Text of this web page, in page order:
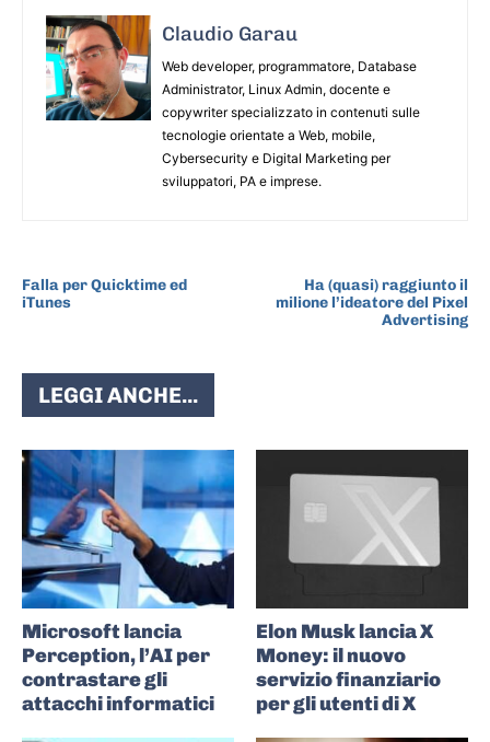
Claudio Garau
Web developer, programmatore, Database
Administrator, Linux Admin, docente e
copywriter specializzato in contenuti sulle
tecnologie orientate a Web, mobile,
Cybersecurity e Digital Marketing per
sviluppatori, PA e imprese.
Falla per Quicktime ed
iTunes
Ha (quasi) raggiunto il
milione l’ideatore del Pixel
Advertising
LEGGI ANCHE...
Microsoft lancia
Perception, l’AI per
contrastare gli
attacchi informatici
Elon Musk lancia X
Money: il nuovo
servizio finanziario
per gli utenti di X